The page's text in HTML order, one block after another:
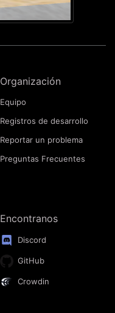
Organización
Equipo
Registros de desarrollo
Reportar un problema
Preguntas Frecuentes
Encontranos
Discord
GitHub
Crowdin